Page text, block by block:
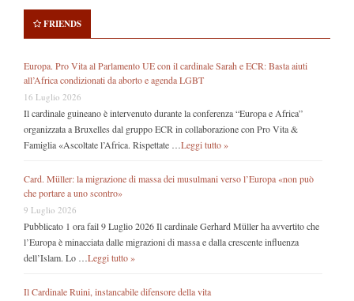
FRIENDS
Europa. Pro Vita al Parlamento UE con il cardinale Sarah e ECR: Basta aiuti
all’Africa condizionati da aborto e agenda LGBT
16 Luglio 2026
Il cardinale guineano è intervenuto durante la conferenza “Europa e Africa”
organizzata a Bruxelles dal gruppo ECR in collaborazione con Pro Vita &
Famiglia «Ascoltate l’Africa. Rispettate … Leggi tutto »
Card. Müller: la migrazione di massa dei musulmani verso l’Europa «non può
che portare a uno scontro»
9 Luglio 2026
Pubblicato 1 ora fail 9 Luglio 2026 Il cardinale Gerhard Müller ha avvertito che
l’Europa è minacciata dalle migrazioni di massa e dalla crescente influenza
dell’Islam. Lo … Leggi tutto »
Il Cardinale Ruini, instancabile difensore della vita